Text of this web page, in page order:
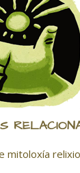
mitoloxía